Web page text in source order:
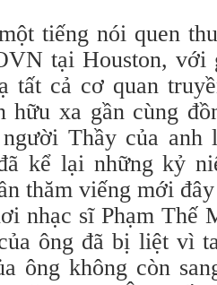
tiếng nói quen
tại Houston, với
tất cả cơ quan
hữu xa gần cùng
Thầy của anh
kể lại những kỷ
thăm viếng mới
nhạc sĩ Phạm Thế
ông đã bị liệt vì
ông không còn